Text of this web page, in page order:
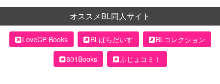
オススメBL同人サイト
LoveCP Books BLぱらだいす
BLコレクション
801Books
ふじょコミ！